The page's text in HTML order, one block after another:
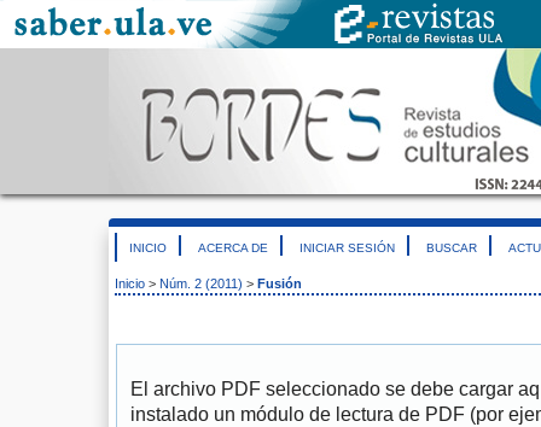
INICIO ACERCA DE INICIAR SESIÓN BUSCAR
Inicio > Núm. 2 (2011) > Fusión
El archivo PDF seleccionado se debe cargar
instalado un módulo de lectura de PDF (por